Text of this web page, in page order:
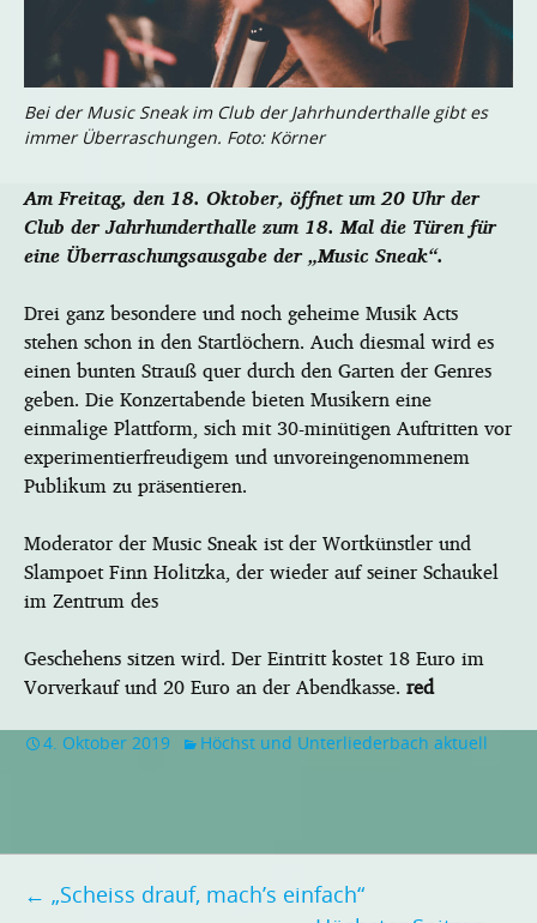
Bei der Music Sneak im Club der Jahrhunderthalle gibt es
immer Überraschungen. Foto: Körner
Am Freitag, den 18. Oktober, öffnet um 20 Uhr der
Club der Jahrhunderthalle zum 18. Mal die Türen für
eine Überraschungsausgabe der „Music Sneak“.
Drei ganz besondere und noch geheime Musik Acts
stehen schon in den Startlöchern. Auch diesmal wird es
einen bunten Strauß quer durch den Garten der Genres
geben. Die Konzertabende bieten Musikern eine
einmalige Plattform, sich mit 30-minütigen Auftritten vor
experimentierfreudigem und unvoreingenommenem
Publikum zu präsentieren.
Moderator der Music Sneak ist der Wortkünstler und
Slampoet Finn Holitzka, der wieder auf seiner Schaukel
im Zentrum des
Geschehens sitzen wird. Der Eintritt kostet 18 Euro im
Vorverkauf und 20 Euro an der Abendkasse. red
4. Oktober 2019 Höchst und Unterliederbach aktuell
Beitragsnavigation
← „Scheiss drauf, mach’s einfach“